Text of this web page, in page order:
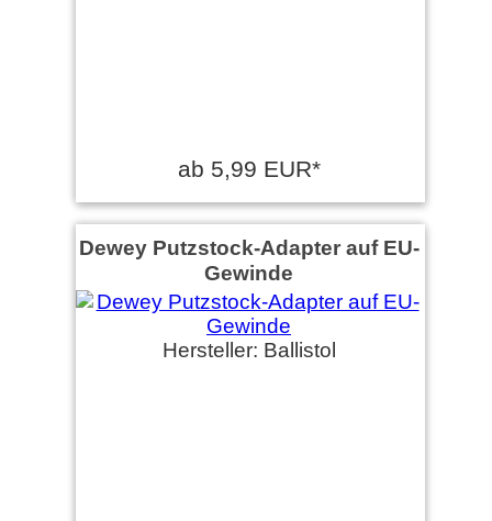
ab 5,99 EUR*
Dewey Putzstock-Adapter auf EU-
Gewinde
Hersteller: Ballistol